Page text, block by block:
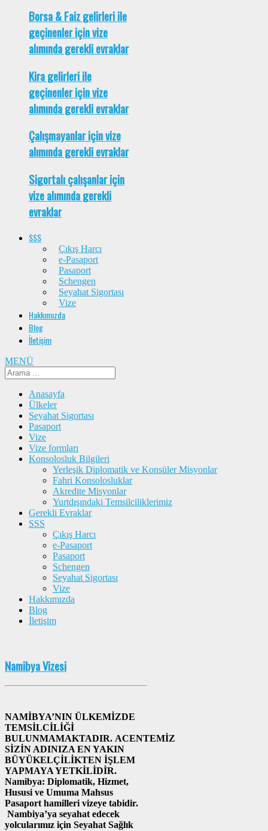
Borsa & Faiz gelirleri ile
geçinenler için vize
alımında gerekli evraklar
Kira gelirleri ile
geçinenler için vize
alımında gerekli evraklar
Çalışmayanlar için vize
alımında gerekli evraklar
Sigortalı çalışanlar için
vize alımında gerekli
evraklar
SSS
Çıkış Harcı
e-Pasaport
Pasaport
Schengen
Seyahat Sigortası
Vize
Hakkımızda
Blog
İletişim
MENÜ
Anasayfa
Ülkeler
Seyahat Sigortası
Pasaport
Vize
Vize formları
Konsolosluk Bilgileri
Yerleşik Diplomatik ve Konsüler Misyonlar
Fahri Konsolosluklar
Akredite Misyonlar
Yurtdışındaki Temsilciliklerimiz
Gerekli Evraklar
SSS
Çıkış Harcı
e-Pasaport
Pasaport
Schengen
Seyahat Sigortası
Vize
Hakkımızda
Blog
İletişim
Namibya Vizesi
NAMİBYA’NIN ÜLKEMİZDE
TEMSİLCİLİĞİ
BULUNMAMAKTADIR. ACENTEMİZ
SİZİN ADINIZA EN YAKIN
BÜYÜKELÇİLİKTEN İŞLEM
YAPMAYA YETKİLİDİR.
Namibya: Diplomatik, Hizmet,
Hususi ve Umuma Mahsus
Pasaport hamilleri vizeye tabidir.
Nambiya’ya seyahat edecek
yolcularımız için Seyahat Sağlık